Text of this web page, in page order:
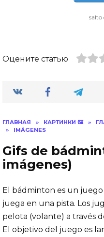
salto
Оцените статью
ГЛАВНАЯ » КАРТИНКИ 🖼 »
»
IMÁGENES
Gifs de
imágenes)
El bádminton es un
juega en una pista. Los
pelota (volante) a través
El objetivo del juego es